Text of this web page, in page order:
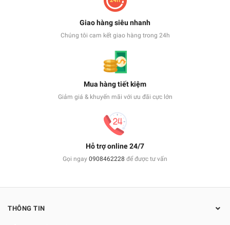
Giao hàng siêu nhanh
Chúng tôi cam kết giao hàng trong 24h
Mua hàng tiết kiệm
Giảm giá & khuyến mãi với ưu đãi cực lớn
Hỗ trợ online 24/7
Gọi ngay 0908462228 để được tư vấn
THÔNG TIN